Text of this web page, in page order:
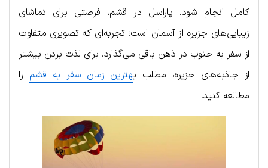
کامل انجام شود. پاراسل در قشم، فرصتی برای تماشای
زیبایی‌های جزیره از آسمان است؛ تجربه‌ای که تصویری متفاوت
از سفر به جنوب در ذهن باقی می‌گذارد. برای لذت بردن بیشتر
از جاذبه‌های جزیره، مطلب بهترین زمان سفر به قشم را
مطالعه کنید.